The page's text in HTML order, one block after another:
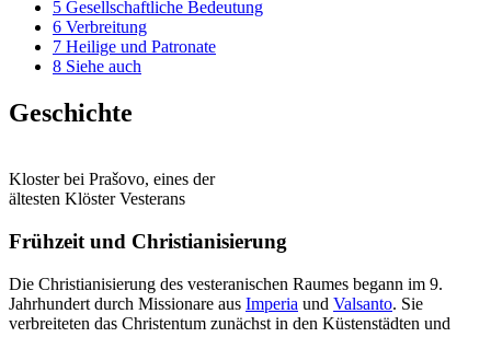
5 Gesellschaftliche Bedeutung
6 Verbreitung
7 Heilige und Patronate
8 Siehe auch
Geschichte
Kloster bei Prašovo, eines der
ältesten Klöster Vesterans
Frühzeit und Christianisierung
Die Christianisierung des vesteranischen Raumes begann im 9.
Jahrhundert durch Missionare aus Imperia und Valsanto. Sie
verbreiteten das Christentum zunächst in den Küstenstädten und